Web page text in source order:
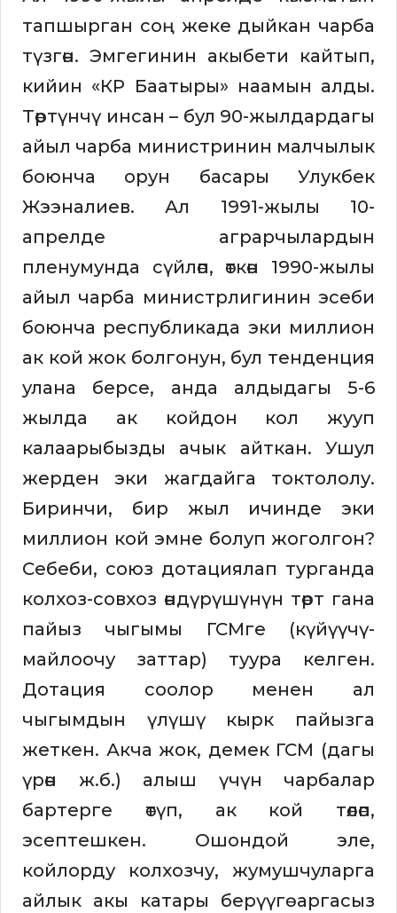
тапшырган соң жеке дыйкан чарба
түзгөн. Эмгегинин акыбети кайтып,
кийин «КР Баатыры» наамын алды.
Төртүнчү инсан – бул 90-жылдардагы
айыл чарба министринин малчылык
боюнча орун басары Улукбек
Жээналиев. Ал 1991-жылы 10-
апрелде аграрчылардын
пленумунда сүйлөп, өткөн 1990-жылы
айыл чарба министрлигинин эсеби
боюнча республикада эки миллион
ак кой жок болгонун, бул тенденция
улана берсе, анда алдыдагы 5-6
жылда ак койдон кол жууп
калаарыбызды ачык айткан. Ушул
жерден эки жагдайга токтололу.
Биринчи, бир жыл ичинде эки
миллион кой эмне болуп жоголгон?
Себеби, союз дотациялап турганда
колхоз-совхоз өндүрүшүнүн төрт гана
пайыз чыгымы ГСМге (күйүүчү-
майлоочу заттар) туура келген.
Дотация соолор менен ал
чыгымдын үлүшү кырк пайызга
жеткен. Акча жок, демек ГСМ (дагы
үрөн ж.б.) алыш үчүн чарбалар
бартерге өтүп, ак кой төлөп,
эсептешкен. Ошондой эле,
койлорду колхозчу, жумушчуларга
айлык акы катары берүүгө аргасыз